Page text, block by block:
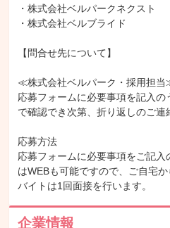
・株式会社ベルパークネクスト
・株式会社ベルブライド
【問合せ先について】
≪株式会社ベルパーク・採用担
応募フォームに必要事項を記入
で確認でき次第、折り返しのご連
応募方法
応募フォームに必要事項をご記
はWEBも可能ですので、ご自宅
バイトは1回面接を行います。
企業情報